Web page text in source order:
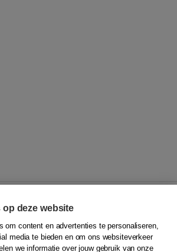
uitgevers
deze website
om content en advertenties te personaliseren,
media te bieden en om ons websiteverkeer
we informatie over jouw gebruik van onze